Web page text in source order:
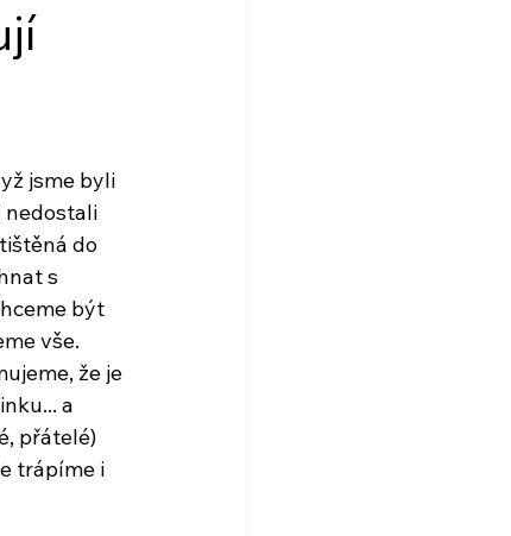
jsme byli
nedostali
do
s
být
vše.
že je
a
přátelé)
trápíme i